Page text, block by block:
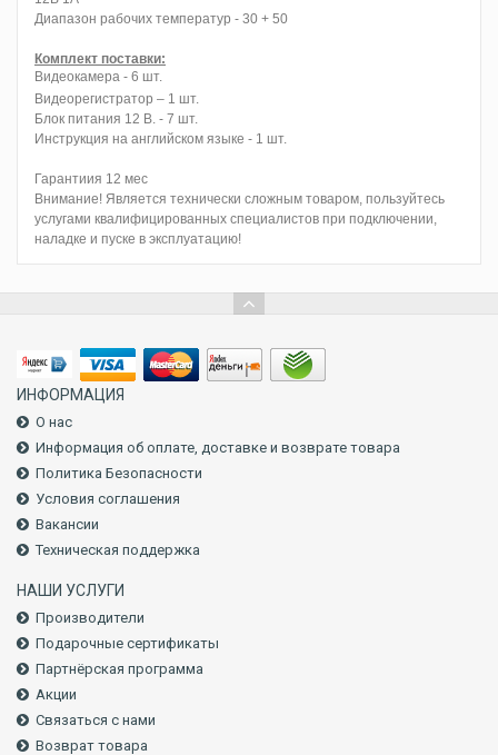
Диапазон рабочих температур - 30 + 50
Комплект поставки:
Видеокамера - 6 шт.
Видеорегистратор – 1 шт.
Блок питания 12 В. - 7 шт.
Инструкция на английском языке - 1 шт.
Гарантиия 12 мес
Внимание! Является технически сложным товаром, пользуйтесь
услугами квалифицированных специалистов при подключении,
наладке и пуске в эксплуатацию!
ИНФОРМАЦИЯ
О нас
Информация об оплате, доставке и возврате товара
Политика Безопасности
Условия соглашения
Вакансии
Техническая поддержка
НАШИ УСЛУГИ
Производители
Подарочные сертификаты
Партнёрская программа
Акции
Связаться с нами
Возврат товара